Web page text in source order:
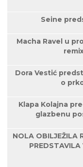
Seine
Macha Ravel u
Dora Vestić
o
Klapa Kolajna
glazbenu
NOLA OBILJEŽILA